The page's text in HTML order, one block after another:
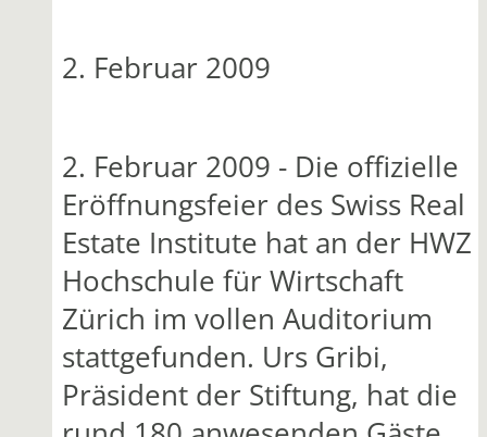
2. Februar 2009
2. Februar 2009 - Die offizielle
Eröffnungsfeier des Swiss Real
Estate Institute hat an der HWZ
Hochschule für Wirtschaft
Zürich im vollen Auditorium
stattgefunden. Urs Gribi,
Präsident der Stiftung, hat die